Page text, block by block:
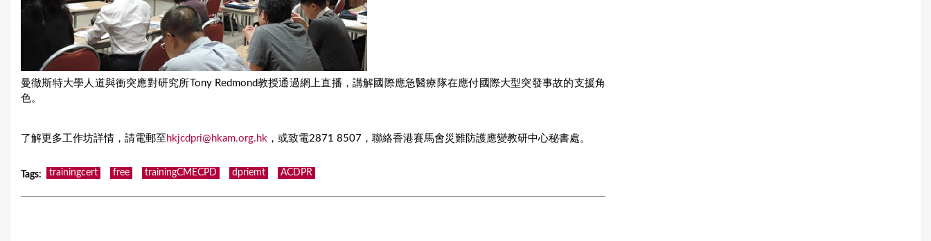
曼徹斯特大學人道與衝突應對研究所Tony Redmond教授通過網上直播，講解國際應急醫療隊在應付國際大型突發事故的支援角
色。
了解更多工作坊詳情，請電郵至 hkjcdpri@hkam.org.hk ，或致電2871 8507，聯絡香港賽馬會災難防護應變教研中心秘書處。
Tags: trainingcert free trainingCMECPD dpriemt ACDPR